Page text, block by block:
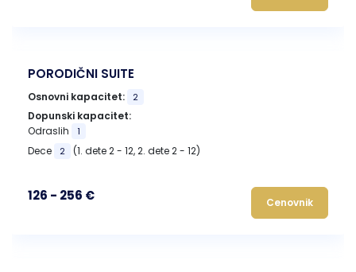
PORODIČNI SUITE
Osnovni kapacitet: 2
Dopunski kapacitet:
Odraslih
1
Dece 2 (1. dete 2 - 12, 2. dete 2 - 12)
126 - 256 € Cenovnik